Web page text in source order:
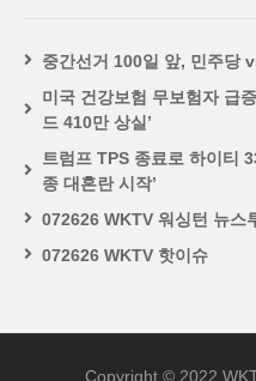
중간선거 100일 앞, 민주당
미국 건강보험 무보험자 급
드 410만 상실’
트럼프 TPS 종료로 하이티
종 대혼란 시작’
072626 WKTV 워싱턴 뉴스
072626 WKTV 핫이슈
Copyright © 2022